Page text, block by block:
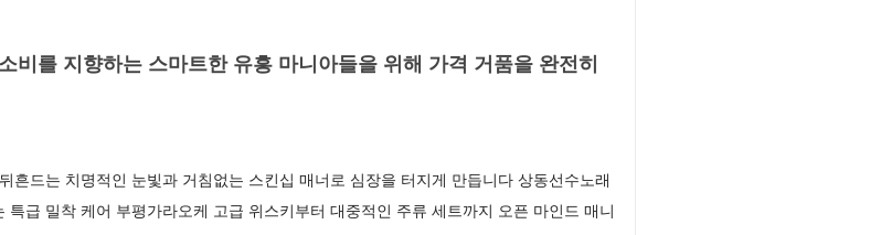
비를 지향하는 스마트한 유흥 마니아들을 위해 가격 거품을 완전히
흔드는 치명적인 눈빛과 거침없는 스킨십 매너로 심장을 터지게 만듭니다 상동선수노래
급 밀착 케어 부평가라오케 고급 위스키부터 대중적인 주류 세트까지 오픈 마인드 매니